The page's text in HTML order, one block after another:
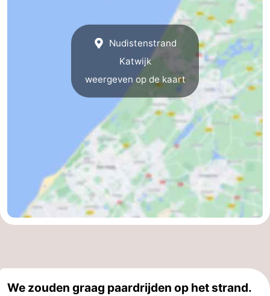
Nudistenstrand
Katwijk
weergeven op de kaart
We zouden graag paardrijden op het strand.